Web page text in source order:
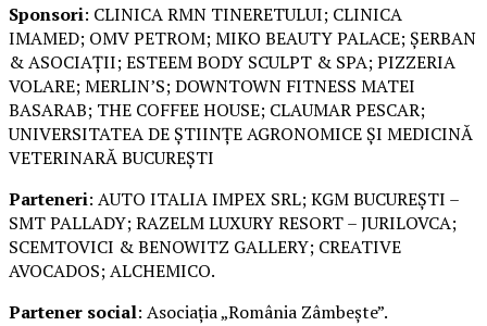
Sponsori: CLINICA RMN TINERETULUI; CLINICA
IMAMED; OMV PETROM; MIKO BEAUTY PALACE; ȘERBAN
& ASOCIAȚII; ESTEEM BODY SCULPT & SPA; PIZZERIA
VOLARE; MERLIN’S; DOWNTOWN FITNESS MATEI
BASARAB; THE COFFEE HOUSE; CLAUMAR PESCAR;
UNIVERSITATEA DE ȘTIINȚE AGRONOMICE ȘI MEDICINĂ
VETERINARĂ BUCUREȘTI
Parteneri: AUTO ITALIA IMPEX SRL; KGM BUCUREȘTI –
SMT PALLADY; RAZELM LUXURY RESORT – JURILOVCA;
SCEMTOVICI & BENOWITZ GALLERY; CREATIVE
AVOCADOS; ALCHEMICO.
Partener social: Asociația „România Zâmbește”.